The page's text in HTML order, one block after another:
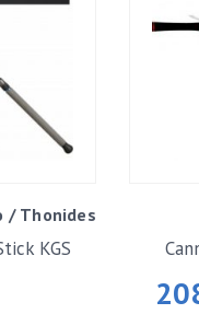
/ Thonides
KGS